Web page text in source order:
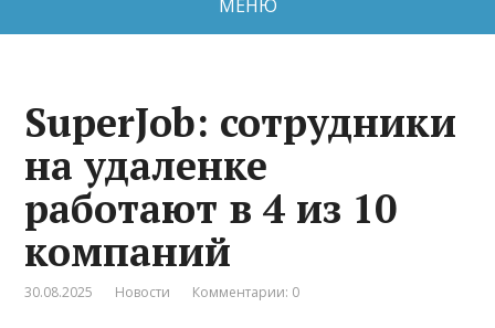
МЕНЮ
SuperJob: сотрудники
на удаленке
работают в 4 из 10
компаний
30.08.2025 Новости Комментарии: 0